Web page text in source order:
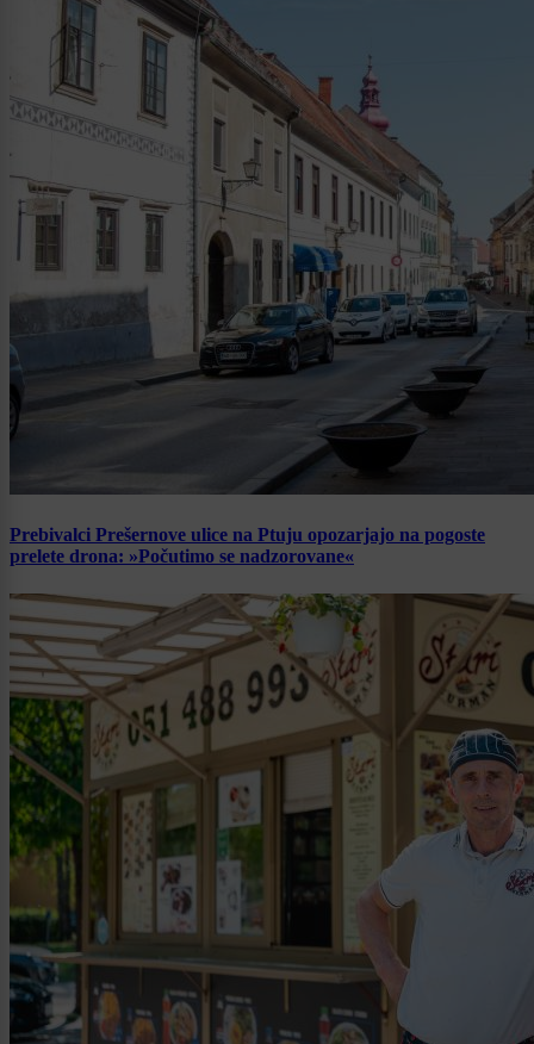
Prebivalci Prešernove ulice na Ptuju opozarjajo na pogoste
prelete drona: »Počutimo se nadzorovane«